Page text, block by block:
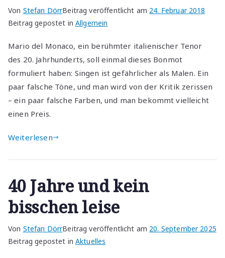
Von Stefan DörrBeitrag veröffentlicht am 24. Februar 2018
Beitrag gepostet inAllgemein
Mario del Monaco, ein berühmter italienischer Tenor
des 20. Jahrhunderts, soll einmal dieses Bonmot
formuliert haben: Singen ist gefährlicher als Malen. Ein
paar falsche Töne, und man wird von der Kritik zerissen
– ein paar falsche Farben, und man bekommt vielleicht
einen Preis.
Weiterlesen
40 Jahre und kein
bisschen leise
Von Stefan DörrBeitrag veröffentlicht am 20. September 2025
Beitrag gepostet inAktuelles